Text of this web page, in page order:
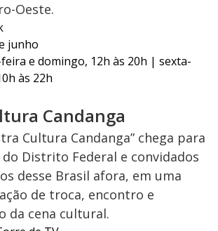
Oeste.
junho
e domingo, 12h às 20h | sexta-
às 22h
Candanga
Cultura Candanga” chega para
Distrito Federal e convidados
desse Brasil afora, em uma
de troca, encontro e
da cena cultural.